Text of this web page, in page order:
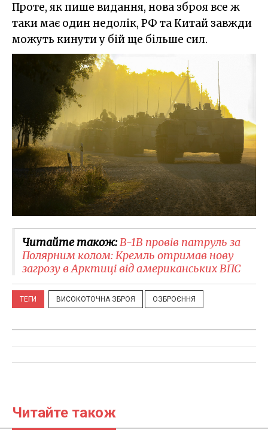
Проте, як пише видання, нова зброя все ж
таки має один недолік, РФ та Китай завжди
можуть кинути у бій ще більше сил.
Читайте також:B-1B провів патруль за
Полярним колом: Кремль отримав нову
загрозу в Арктиці від американських ВПС
ТЕГИ ВИСОКОТОЧНА ЗБРОЯ ОЗБРОЄННЯ
Читайте також